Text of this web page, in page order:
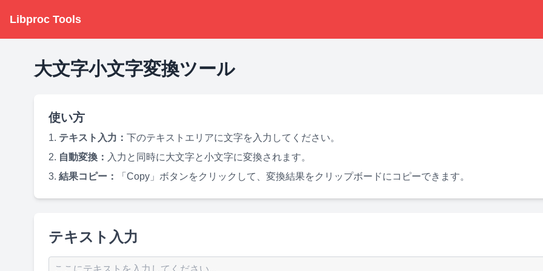
Libproc Tools
大文字小文字変換ツール
使い方
テキスト入力： 下のテキストエリアに文字を入力してください。
自動変換： 入力と同時に大文字と小文字に変換されます。
結果コピー：
「Copy」ボタンをクリックして、変換結果をクリップボードにコピーできます。
テキスト入力